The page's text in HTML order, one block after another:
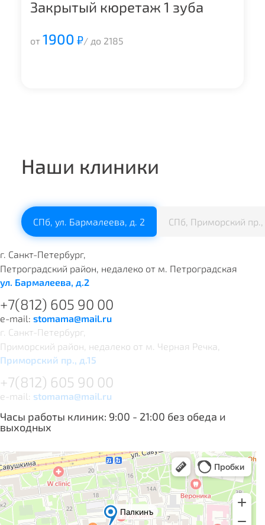
Закрытый кюретаж 1 зуба
от 1900 ₽/ до 2185
Наши клиники
СПб, ул. Бармалеева, д. 2 СПб, Приморский пр.,
г. Санкт-Петербург,
Петроградский район, недалеко от м. Петроградская
ул. Бармалеева, д.2
+7(812) 605 90 00
e-mail: stomama@mail.ru
г. Санкт-Петербург
Приморский район, недалеко от м. Черная Речка,
Приморский пр., д.15
+7(812) 605 90 00
e-mail: stomama@mail.ru
Часы работы клиник: 9:00 - 21:00 без обеда и
выходных